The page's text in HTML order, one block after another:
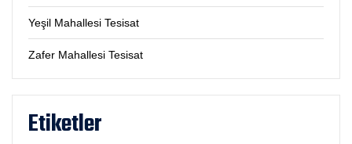
Yeşil Mahallesi Tesisat
Zafer Mahallesi Tesisat
Etiketler